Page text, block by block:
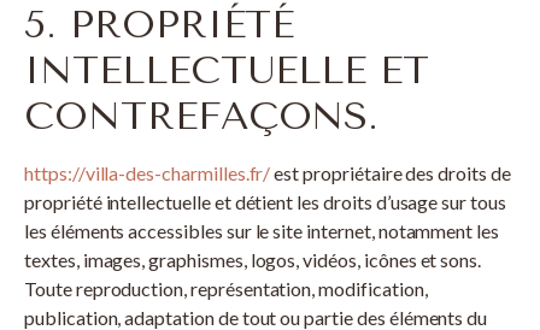
5. PROPRIÉTÉ
INTELLECTUELLE ET
CONTREFAÇONS.
https://villa-des-charmilles.fr/est propriétaire des droits de
propriété intellectuelle et détient les droits d’usage sur tous
les éléments accessibles sur le site internet, notamment les
textes, images, graphismes, logos, vidéos, icônes et sons.
Toute reproduction, représentation, modification,
publication, adaptation de tout ou partie des éléments du